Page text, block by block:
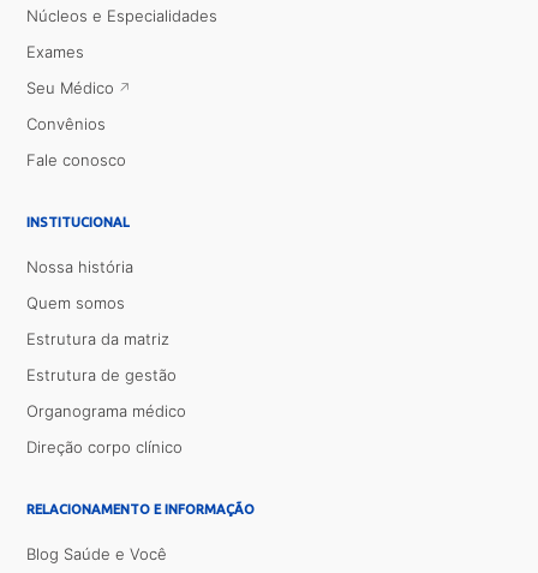
Núcleos e Especialidades
Exames
Seu Médico
Convênios
Fale conosco
INSTITUCIONAL
Nossa história
Quem somos
Estrutura da matriz
Estrutura de gestão
Organograma médico
Direção corpo clínico
RELACIONAMENTO E INFORMAÇÃO
Blog Saúde e Você